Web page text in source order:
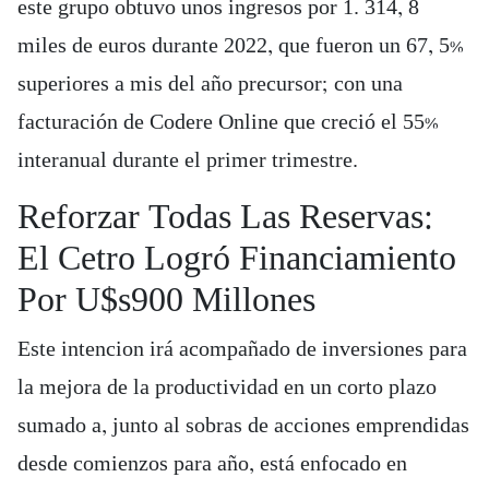
este grupo obtuvo unos ingresos por 1. 314, 8
miles de euros durante 2022, que fueron un 67, 5%
superiores a mis del año precursor; con una
facturación de Codere Online que creció el 55%
interanual durante el primer trimestre.
Reforzar Todas Las Reservas:
El Cetro Logró Financiamiento
Por U$s900 Millones
Este intencion irá acompañado de inversiones para
la mejora de la productividad en un corto plazo
sumado a, junto al sobras de acciones emprendidas
desde comienzos para año, está enfocado en